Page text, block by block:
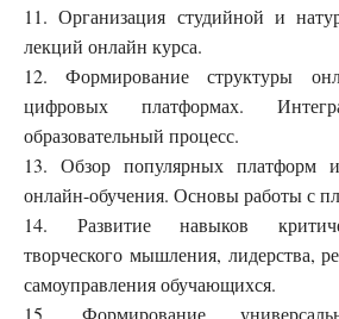
11. Организация студийной и
лекций онлайн курса.
12. Формирование структуры
цифровых платформах.
образовательный процесс.
13. Обзор популярных платформ
онлайн-обучения. Основы работы с
14. Развитие навыков
творческого мышления, лидерства,
самоуправления обучающихся.
15. Формирование